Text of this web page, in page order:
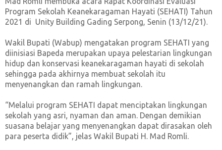
Program Sekolah Keanekaragaman Hayati (SEHATI) Tahun
2021 di Unity Building Gading Serpong, Senin (13/12/21).
Wakil Bupati (Wabup) mengatakan program SEHATI yang
diinisiasi Bapeda merupakan upaya pelestarian lingkungan
hidup dan konservasi keanekaragaman hayati di sekolah
sehingga pada akhirnya membuat sekolah itu
menyenangkan dan ramah lingkungan.
“Melalui program SEHATI dapat menciptakan lingkungan
sekolah yang asri, nyaman dan aman. Dengan demikian
suasana belajar yang menyenangkan dapat dirasakan oleh
para peserta didik”, jelas Wakil Bupati H. Mad Romli.